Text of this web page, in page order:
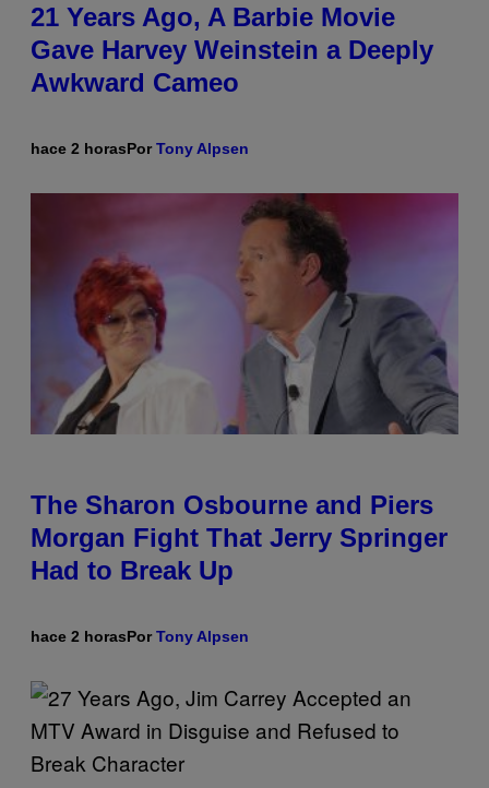
21 Years Ago, A Barbie Movie
Gave Harvey Weinstein a Deeply
Awkward Cameo
hace 2 horasPorTony Alpsen
The Sharon Osbourne and Piers
Morgan Fight That Jerry Springer
Had to Break Up
hace 2 horasPorTony Alpsen